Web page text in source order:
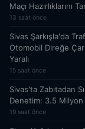
Maçı Hazırlıklarını
13 saat önce
Sivas Şarkışla'da
Otomobil Direğe
Yaralı
15 saat önce
Sivas'ta Zabıtadan
Denetim: 3.5 Milyon
19 saat önce